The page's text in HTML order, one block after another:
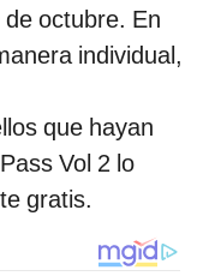
octubre. En
individual,
que hayan
Vol 2 lo
gratis.